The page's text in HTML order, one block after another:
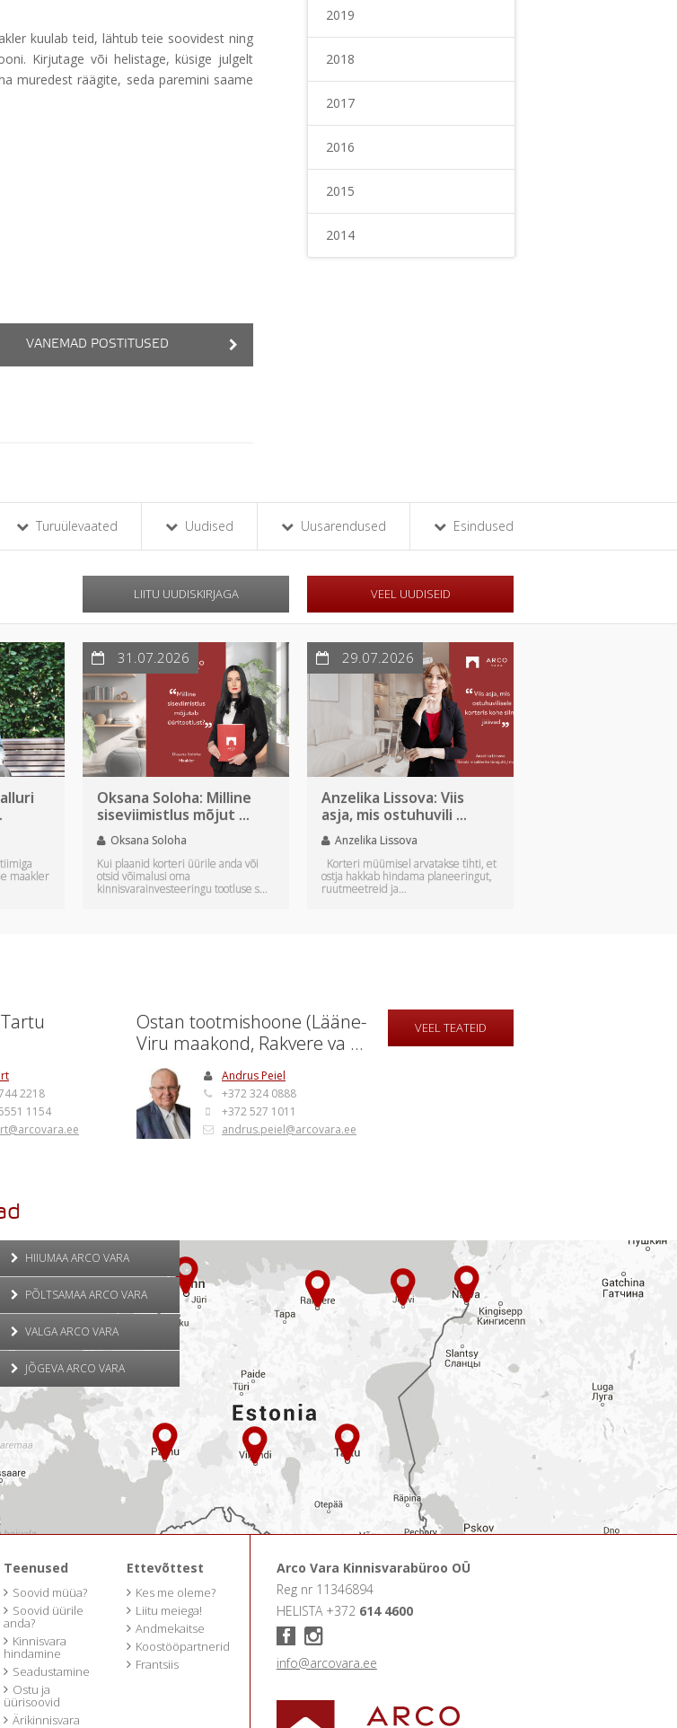
kuulab teid, lähtub teie soovidest ning
Kirjutage või helistage, küsige julgelt
muredest räägite, seda paremini saame
VANEMAD POSTITUSED
2019
2018
2017
2016
2015
2014
Turuülevaated Uudised Uusarendused Esindused
VEEL UUDISEID
LIITU UUDISKIRJAGA
maakler
31.07.2026
Oksana Soloha: Milline
siseviimistlus mõjut ...
Oksana Soloha
Kui plaanid korteri üürile anda või
otsid võimalusi oma
kinnisvarainvesteeringu tootluse s...
29.07.2026
Anzelika Lissova: Viis
asja, mis ostuhuvili ...
Anzelika Lissova
Korteri müümisel arvatakse tihti, et
ostja hakkab hindama planeeringut,
ruutmeetreid ja...
2218
1154
Ostan tootmishoone (Lääne-
Viru maakond, Rakvere va ...
Andrus Peiel
+372 324 0888
+372 527 1011
andrus.peiel@arcovara.ee
VEEL TEATEID
HIIUMAA ARCO VARA
PÕLTSAMAA ARCO VARA
VALGA ARCO VARA
JÕGEVA ARCO VARA
Teenused
Soovid müüa?
Soovid üürile
anda?
Kinnisvara
hindamine
Seadustamine
Ostu ja
üürisoovid
Ärikinnisvara
Ettevõttest
Kes me oleme?
Liitu meiega!
Andmekaitse
Koostööpartnerid
Frantsiis
Arco Vara Kinnisvarabüroo OÜ
Reg nr 11346894
HELISTA +372 614 4600
info@arcovara.ee